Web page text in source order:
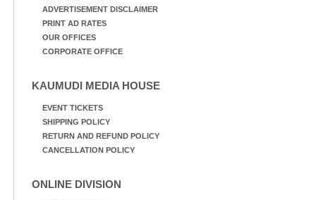
ADVERTISEMENT DISCLAIMER
PRINT AD RATES
OUR OFFICES
CORPORATE OFFICE
KAUMUDI MEDIA HOUSE
EVENT TICKETS
SHIPPING POLICY
RETURN AND REFUND POLICY
CANCELLATION POLICY
ONLINE DIVISION